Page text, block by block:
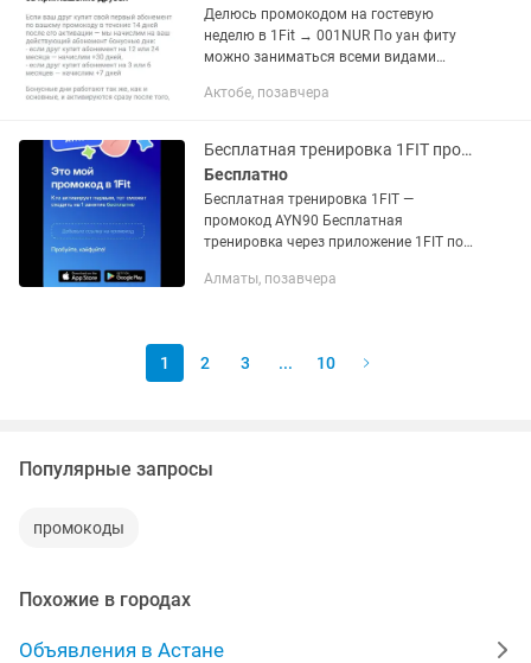
Делюсь промокодом на гостевую
неделю в 1Fit → 001NUR По уан фиту
можно заниматься всеми видами
скалолазания Как активируешь
Актобе, позавчера
Бесплатная тренировка 1FIT промокод AYN90
Бесплатно
Бесплатная тренировка 1FIT —
промокод AYN90 Бесплатная
тренировка через приложение 1FIT по
промокод AYN90 и получите доступ к
Алматы, позавчера
1 2 3 ... 10
Популярные запросы
промокоды
Похожие в городах
Объявления в Астане